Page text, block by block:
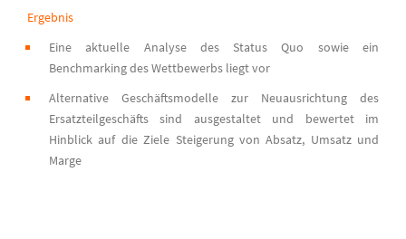
Ergebnis
Eine aktuelle Analyse des Status Quo sowie ein
Benchmarking des Wettbewerbs liegt vor
Alternative Geschäftsmodelle zur Neuausrichtung des
Ersatzteilgeschäfts sind ausgestaltet und bewertet im
Hinblick auf die Ziele Steigerung von Absatz, Umsatz und
Marge